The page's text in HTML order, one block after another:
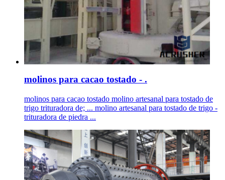
molinos para cacao tostado - .
molinos para cacao tostado molino artesanal para tostado de
trigo trituradora de; ... molino artesanal para tostado de trigo -
trituradora de piedra ...